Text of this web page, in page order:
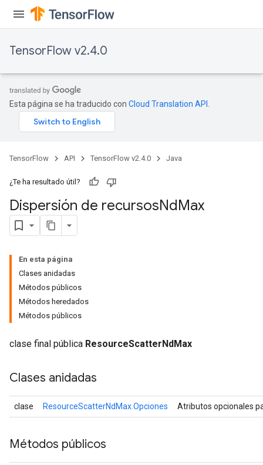
TensorFlow v2.4.0
Esta página se ha traducido con Cloud Translation API
TensorFlow API TensorFlow v2.4.0 Java
¿Te ha resultado útil?
Dispersión de recursosNdMax
En esta página
Clases anidadas
Métodos públicos
Métodos heredados
Métodos públicos
clase final pública ResourceScatterNdMax
Clases anidadas
clase ResourceScatterNdMax.Opciones Atributos opcionales
Métodos públicos